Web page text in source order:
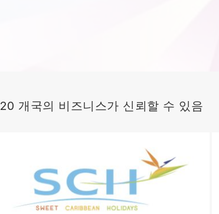
20 개국의 비즈니스가 신뢰할 수 있음